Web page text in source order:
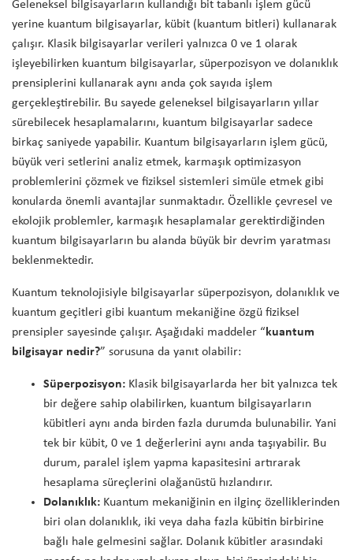
Geleneksel bilgisayarların kullandığı bit tabanlı işlem gücü
yerine kuantum bilgisayarlar, kübit (kuantum bitleri) kullanarak
çalışır. Klasik bilgisayarlar verileri yalnızca 0 ve 1 olarak
işleyebilirken kuantum bilgisayarlar, süperpozisyon ve dolanıklık
prensiplerini kullanarak aynı anda çok sayıda işlem
gerçekleştirebilir. Bu sayede geleneksel bilgisayarların yıllar
sürebilecek hesaplamalarını, kuantum bilgisayarlar sadece
birkaç saniyede yapabilir. Kuantum bilgisayarların işlem gücü,
büyük veri setlerini analiz etmek, karmaşık optimizasyon
problemlerini çözmek ve fiziksel sistemleri simüle etmek gibi
konularda önemli avantajlar sunmaktadır. Özellikle çevresel ve
ekolojik problemler, karmaşık hesaplamalar gerektirdiğinden
kuantum bilgisayarların bu alanda büyük bir devrim yaratması
beklenmektedir.
Kuantum teknolojisiyle bilgisayarlar süperpozisyon, dolanıklık ve
kuantum geçitleri gibi kuantum mekaniğine özgü fiziksel
prensipler sayesinde çalışır. Aşağıdaki maddeler “kuantum
bilgisayar nedir?” sorusuna da yanıt olabilir:
Süperpozisyon: Klasik bilgisayarlarda her bit yalnızca tek
bir değere sahip olabilirken, kuantum bilgisayarların
kübitleri aynı anda birden fazla durumda bulunabilir. Yani
tek bir kübit, 0 ve 1 değerlerini aynı anda taşıyabilir. Bu
durum, paralel işlem yapma kapasitesini artırarak
hesaplama süreçlerini olağanüstü hızlandırır.
Dolanıklık: Kuantum mekaniğinin en ilginç özelliklerinden
biri olan dolanıklık, iki veya daha fazla kübitin birbirine
bağlı hale gelmesini sağlar. Dolanık kübitler arasındaki